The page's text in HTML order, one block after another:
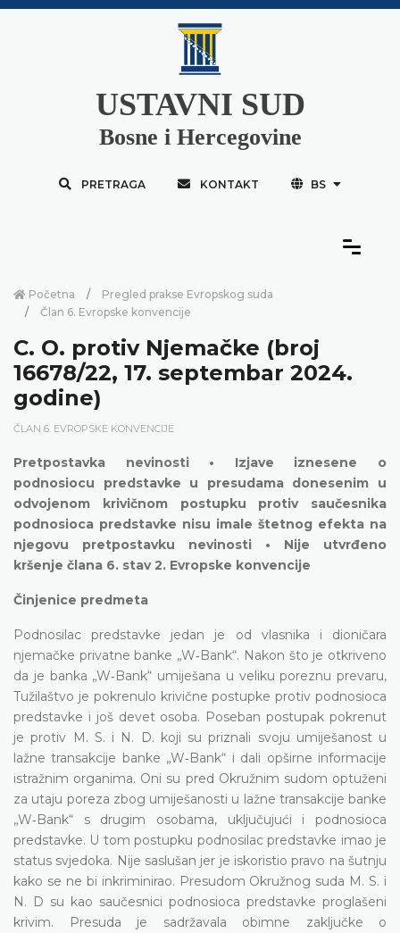
USTAVNI SUD
Bosne i Hercegovine
PRETRAGA KONTAKT BS
Početna
Pregled prakse Evropskog suda
Član 6. Evropske konvencije
C. O. protiv Njemačke (broj
16678/22, 17. septembar 2024.
godine)
ČLAN 6. EVROPSKE KONVENCIJE
Pretpostavka nevinosti • Izjave iznesene o
podnosiocu predstavke u presudama donesenim u
odvojenom krivičnom postupku protiv saučesnika
podnosioca predstavke nisu imale štetnog efekta na
njegovu pretpostavku nevinosti • Nije utvrđeno
kršenje člana 6. stav 2. Evropske konvencije
Činjenice predmeta
Podnosilac predstavke jedan je od vlasnika i dioničara
njemačke privatne banke „W‑Bank“. Nakon što je otkriveno
da je banka „W‑Bank“ umiješana u veliku poreznu prevaru,
Tužilaštvo je pokrenulo krivične postupke protiv podnosioca
predstavke i još devet osoba. Poseban postupak pokrenut
je protiv M. S. i N. D. koji su priznali svoju umiješanost u
lažne transakcije banke „W‑Bank“ i dali opširne informacije
istražnim organima. Oni su pred Okružnim sudom optuženi
za utaju poreza zbog umiješanosti u lažne transakcije banke
„W‑Bank“ s drugim osobama, uključujući i podnosioca
predstavke. U tom postupku podnosilac predstavke imao je
status svjedoka. Nije saslušan jer je iskoristio pravo na šutnju
kako se ne bi inkriminirao. Presudom Okružnog suda M. S. i
N. D su kao saučesnici podnosioca predstavke proglašeni
krivim. Presuda je sadržavala obimne zaključke o